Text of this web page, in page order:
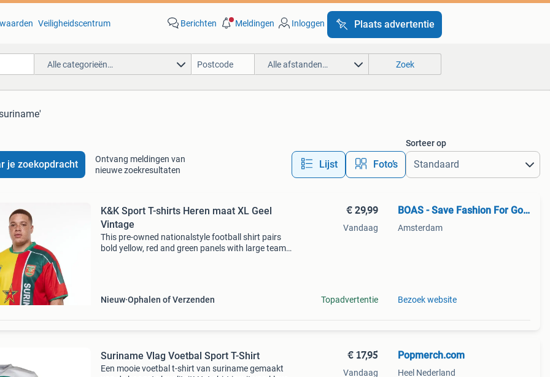
Veiligheidscentrum Berichten Meldingen Inloggen Plaats advertentie
Alle categorieën… Alle afstanden… Zoek
je zoekopdracht
Ontvang meldingen van
nieuwe zoekresultaten
Lijst Foto’s
Sorteer op
K&K Sport T-shirts Heren maat XL Geel
Vintage
This pre-owned nationalstyle football shirt pairs
bold yellow, red and green panels with large team
Nieuw Ophalen of Verzenden
€ 29,99
Vandaag
Topadvertentie
BOAS - Save Fashion For Good
Amsterdam
Bezoek website
Suriname Vlag Voetbal Sport T-Shirt
Een mooie voetbal t-shirt van suriname gemaakt
€ 17,95
Vandaag
Popmerch.com
Heel Nederland